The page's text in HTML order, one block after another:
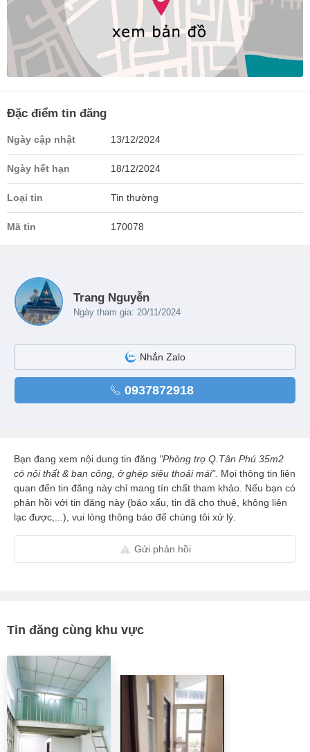
Đặc điểm tin đăng
Ngày cập nhật 13/12/2024
Ngày hết hạn 18/12/2024
Loại tin Tin thường
Mã tin 170078
Trang Nguyễn
Ngày tham gia: 20/11/2024
Nhắn Zalo
0937872918
Bạn đang xem nội dung tin đăng "Phòng trọ Q.Tân Phú 35m2
có nội thất & ban công, ở ghép siêu thoải mái". Mọi thông tin liên
quan đến tin đăng này chỉ mang tín chất tham khảo. Nếu bạn có
phản hồi với tin đăng này (báo xấu, tin đã cho thuê, không liên
lạc được,...), vui lòng thông báo để chúng tôi xử lý.
Gửi phản hồi
Tin đăng cùng khu vực